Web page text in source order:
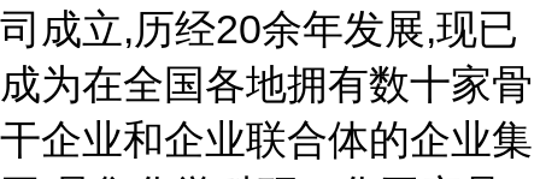
司成立,历经20余年发展,现已
成为在全国各地拥有数十家骨
干企业和企业联合体的企业集